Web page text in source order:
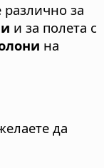
за
и за полета с
на
да